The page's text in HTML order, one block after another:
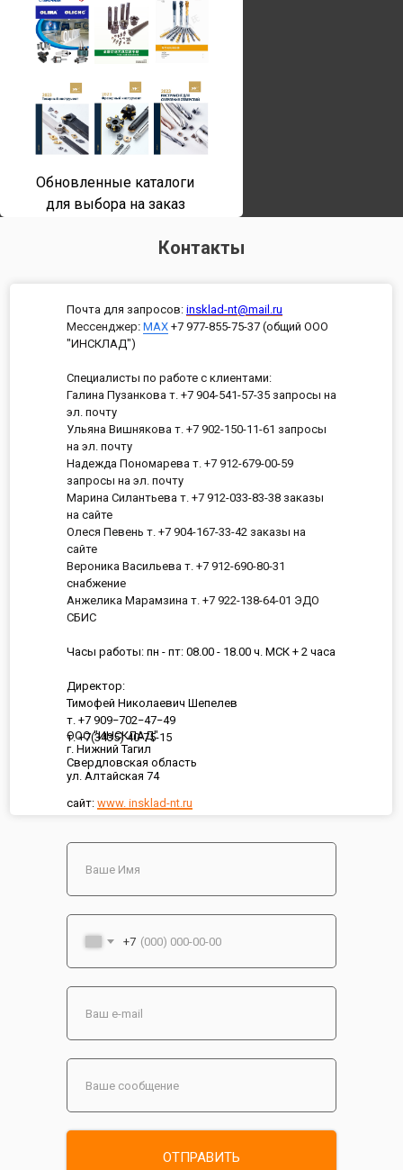
Обновленные каталоги
для выбора на заказ
Контакты
ООО "ИНСКЛАД"
г. Нижний Тагил
Свердловская область
ул. Алтайская 74
сайт: www. insklad-nt.ru
Почта для запросов: insklad-nt@mail.ru
Мессенджер: MAX +7 977-855-75-37 (общий ООО
"ИНСКЛАД")
Специалисты по работе с клиентами:
Галина Пузанкова т. +7 904-541-57-35 запросы на
эл. почту
Ульяна Вишнякова т. +7 902-150-11-61 запросы
на эл. почту
Надежда Пономарева т. +7 912-679-00-59
запросы на эл. почту
Марина Силантьева т. +7 912-033-83-38 заказы
на сайте
Олеся Певень т. +7 904-167-33-42 заказы на
сайте
Вероника Васильева т. +7 912-690-80-31
снабжение
Анжелика Марамзина т. +7 922-138-64-01 ЭДО
СБИС
Часы работы: пн - пт: 08.00 - 18.00 ч. МСК + 2 часа
Директор:
Тимофей Николаевич Шепелев
т. +7 909−702−47−49
т. +7(3435) 40-75-15
+7
ОТПРАВИТЬ